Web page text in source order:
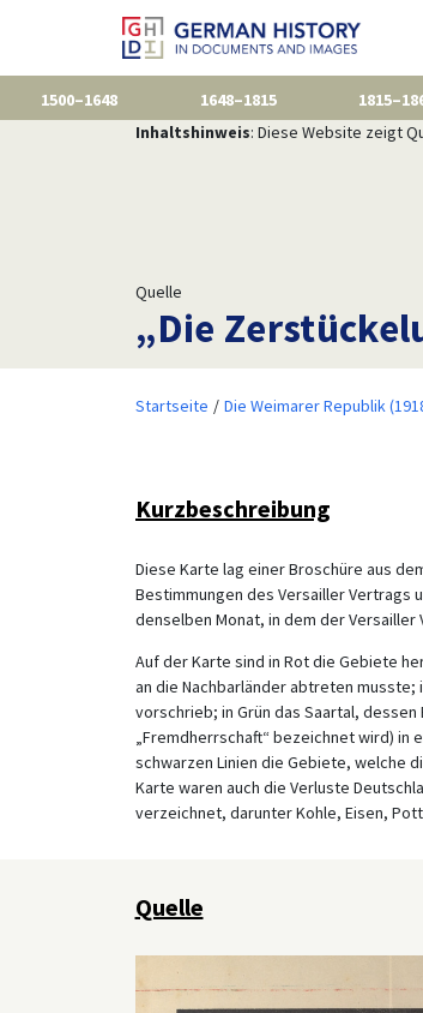
1500–1648 1648–1815
Inhaltshinweis: Diese Website zeigt
Quelle
„Die
Startseite Die Weimarer Republik
Kurzbeschreibung
Diese Karte lag einer Broschüre aus
Bestimmungen des Versailler Vertrags
denselben Monat, in dem der
Auf der Karte sind in Rot die Gebiete
an die Nachbarländer abtreten
vorschrieb; in Grün das Saartal,
„Fremdherrschaft“ bezeichnet wird) in
schwarzen Linien die Gebiete, welche
Karte waren auch die Verluste
verzeichnet, darunter Kohle, Eisen,
Quelle